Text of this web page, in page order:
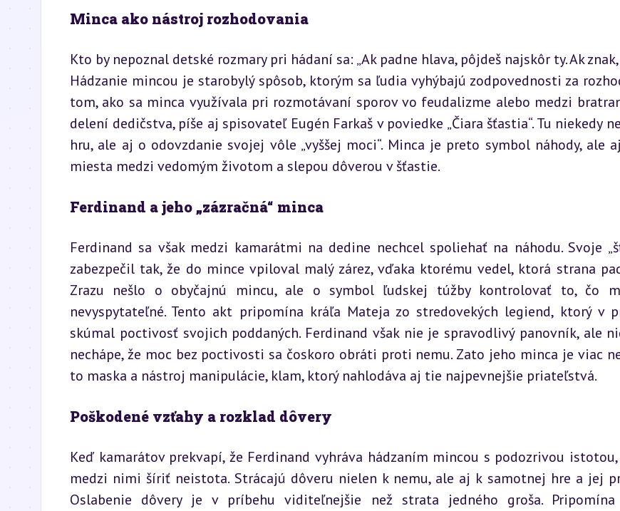
Minca ako nástroj rozhodovania
Kto by nepoznal detské rozmary pri hádaní sa: „Ak padne hlava, pôjdeš najskôr ty. Ak znak,
Hádzanie mincou je starobylý spôsob, ktorým sa ľudia vyhýbajú zodpovednosti za
tom, ako sa minca využívala pri rozmotávaní sporov vo feudalizme alebo medzi
delení dedičstva, píše aj spisovateľ Eugén Farkaš v poviedke „Čiara šťastia“. Tu niekedy
hru, ale aj o odovzdanie svojej vôle „vyššej moci“. Minca je preto symbol náhody, ale
miesta medzi vedomým životom a slepou dôverou v šťastie.
Ferdinand a jeho „zázračná“ minca
Ferdinand sa však medzi kamarátmi na dedine nechcel spoliehať na náhodu. Svoje
zabezpečil tak, že do mince vpiloval malý zárez, vďaka ktorému vedel, ktorá strana
Zrazu nešlo o obyčajnú mincu, ale o symbol ľudskej túžby kontrolovať to, čo
nevyspytateľné. Tento akt pripomína kráľa Mateja zo stredovekých legiend, ktorý v
skúmal poctivosť svojich poddaných. Ferdinand však nie je spravodlivý panovník, ale
nechápe, že moc bez poctivosti sa čoskoro obráti proti nemu. Zato jeho minca je viac
to maska a nástroj manipulácie, klam, ktorý nahlodáva aj tie najpevnejšie priateľstvá.
Poškodené vzťahy a rozklad dôvery
Keď kamarátov prekvapí, že Ferdinand vyhráva hádzaním mincou s podozrivou istotou,
medzi nimi šíriť neistota. Strácajú dôveru nielen k nemu, ale aj k samotnej hre a jej
Oslabenie dôvery je v príbehu viditeľnejšie než strata jedného groša.